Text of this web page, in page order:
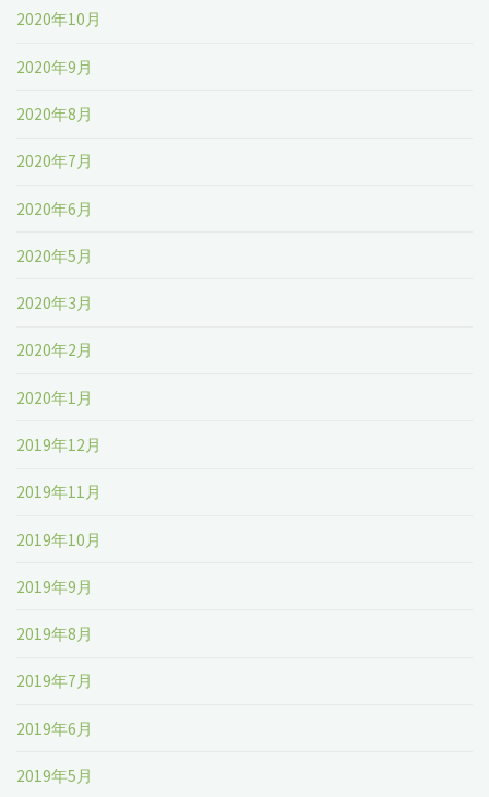
2020年10月
2020年9月
2020年8月
2020年7月
2020年6月
2020年5月
2020年3月
2020年2月
2020年1月
2019年12月
2019年11月
2019年10月
2019年9月
2019年8月
2019年7月
2019年6月
2019年5月